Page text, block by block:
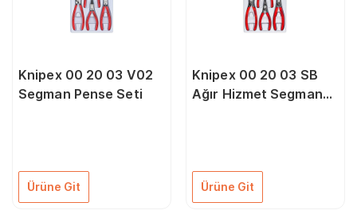
Knipex 00 20 03 V02
Segman Pense Seti
Ürüne Git
Knipex 00 20 03 SB
Ağır Hizmet Segman
Ürüne Git